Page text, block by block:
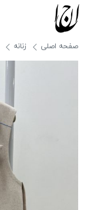
صفحه اصلی زنانه